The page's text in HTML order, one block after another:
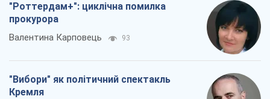
"Роттердам+": циклічна помилка
прокурора
Валентина Карповець 93
"Вибори" як політичний спектакль
Кремля